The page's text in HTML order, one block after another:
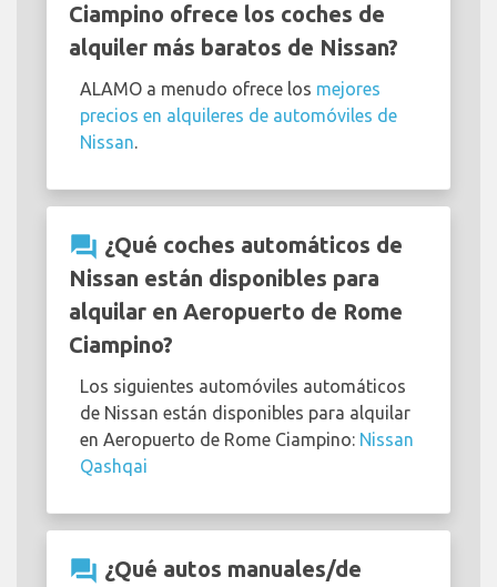
Ciampino ofrece los coches de
alquiler más baratos de Nissan?
ALAMO a menudo ofrece los mejores
precios en alquileres de automóviles de
Nissan.
question_answer ¿Qué coches automáticos de
Nissan están disponibles para
alquilar en Aeropuerto de Rome
Ciampino?
Los siguientes automóviles automáticos
de Nissan están disponibles para alquilar
en Aeropuerto de Rome Ciampino: Nissan
Qashqai
question_answer ¿Qué autos manuales/de